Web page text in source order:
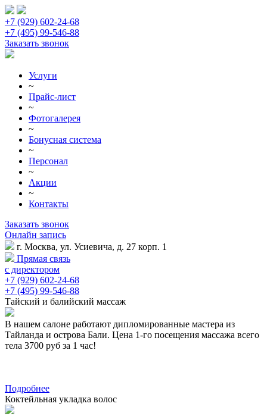
+7 (929) 602-24-68
+7 (495) 99-546-88
Заказать звонок
Услуги
~
Прайс-лист
~
Фотогалерея
~
Бонусная система
~
Персонал
~
Акции
~
Контакты
Заказать звонок
Онлайн запись
г. Москва, ул. Усиевича, д. 27 корп. 1
Прямая связь
с директором
+7 (929) 602-24-68
+7 (495) 99-546-88
Тайский и балийский массаж
В нашем салоне работают дипломированные мастера из
Тайланда и острова Бали. Цена 1-го посещения массажа всего
тела 3700 руб за 1 час!
Подробнее
Коктейльная укладка волос